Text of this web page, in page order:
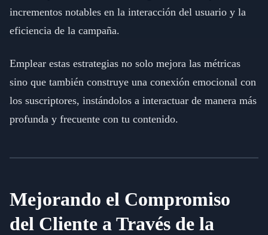
incrementos notables en la interacción del usuario y la
eficiencia de la campaña.
Emplear estas estrategias no solo mejora las métricas
sino que también construye una conexión emocional con
los suscriptores, instándolos a interactuar de manera más
profunda y frecuente con tu contenido.
Mejorando el Compromiso
del Cliente a Través de la